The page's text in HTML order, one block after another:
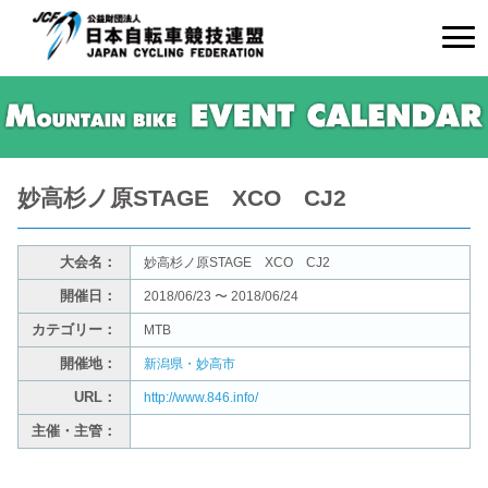
妙高杉ノ原STAGE XCO CJ2
大会名： 妙高杉ノ原STAGE XCO CJ2
開催日： 2018/06/23 〜 2018/06/24
カテゴリー： MTB
開催地： 新潟県・妙高市
URL： http://www.846.info/
主催・主管：